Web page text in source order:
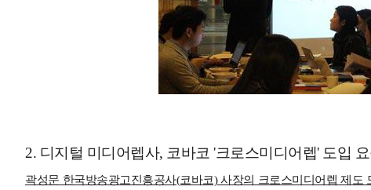
2. 디지털 미디어렙사, 코바코 '크로스미디어렙' 도입
곽성문 한국방송광고진흥공사(코바코) 사장의 크로스미디어렙 제